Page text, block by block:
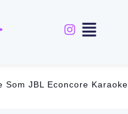
Som JBL Econcore Karaoke